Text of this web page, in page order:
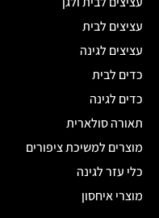
עציצים לבית
עציצים לגינה
כדים לבית
כדים לגינה
תאורה סולארית
מוצרים למשיכת ציפורים
כלי עזר לגינה
מוצרי איחסון